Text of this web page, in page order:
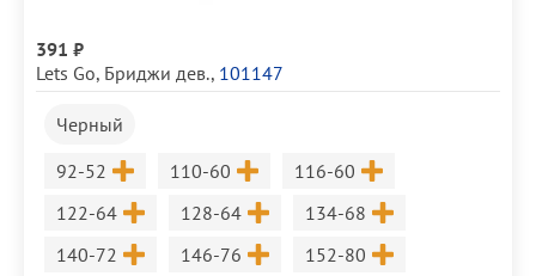
391 ₽
Lets Go, Бриджи дев., 101147
Черный
Размер
92-52 Размер
110-60 Размер
116-60
Размер
122-64 Размер
128-64 Размер
134-68
Размер
140-72 Размер
146-76 Размер
152-80